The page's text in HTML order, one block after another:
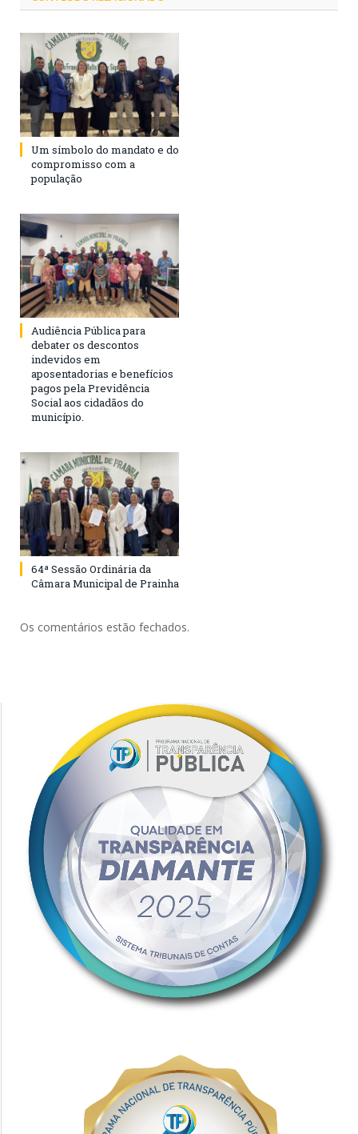
Um símbolo do mandato e do
compromisso com a
população
Audiência Pública para
debater os descontos
indevidos em
aposentadorias e benefícios
pagos pela Previdência
Social aos cidadãos do
município.
64ª Sessão Ordinária da
Câmara Municipal de Prainha
Os comentários estão fechados.